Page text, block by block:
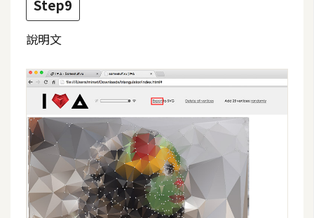
示
費
版
型
M
A
C
Step9
說明文